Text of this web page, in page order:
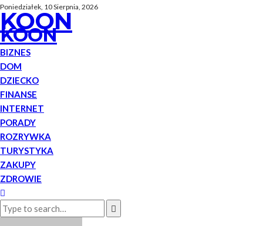
Poniedziałek, 10 Sierpnia, 2026
KOON
KOON
BIZNES
DOM
DZIECKO
FINANSE
INTERNET
PORADY
ROZRYWKA
TURYSTYKA
ZAKUPY
ZDROWIE